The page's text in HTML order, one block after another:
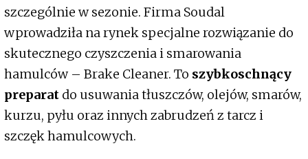
szczególnie w sezonie. Firma Soudal
wprowadziła na rynek specjalne rozwiązanie do
skutecznego czyszczenia i smarowania
hamulców – Brake Cleaner. To szybkoschnący
preparat do usuwania tłuszczów, olejów, smarów,
kurzu, pyłu oraz innych zabrudzeń z tarcz i
szczęk hamulcowych.